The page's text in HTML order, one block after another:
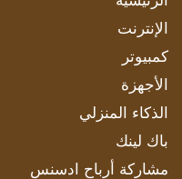
الإنترنت
كمبيوتر
الأجهزة
الذكاء المنزلي
باك لينك
مشاركة أرباح ادسنس